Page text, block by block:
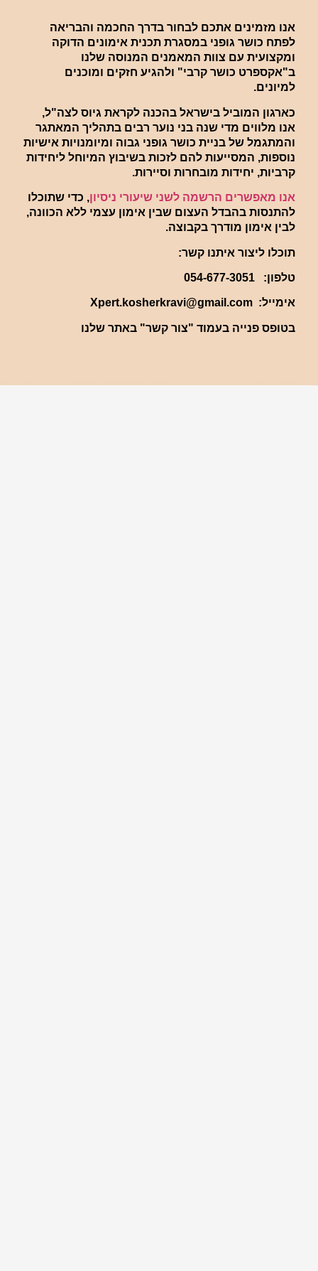
אנו מזמינים אתכם לבחור בדרך החכמה והבריאה
לפתח כושר גופני במסגרת תכנית אימונים הדוקה
ומקצועית עם צוות המאמנים המנוסה שלנו
ב"אקספרט כושר קרבי" ולהגיע חזקים ומוכנים
למיונים.
כארגון המוביל בישראל בהכנה לקראת גיוס לצה"ל,
אנו מלווים מדי שנה בני נוער רבים בתהליך המאתגר
והמתגמל של בניית כושר גופני גבוה ומיומנויות אישיות
נוספות, המסייעות להם לזכות בשיבוץ המיוחל ליחידות
קרביות, יחידות מובחרות וסיירות.
אנו מאפשרים הרשמה לשני שיעורי ניסיון, כדי שתוכלו
להתנסות בהבדל העצום שבין אימון עצמי ללא הכוונה,
לבין אימון מודרך בקבוצה.
תוכלו ליצור איתנו קשר:
טלפון: 054-677-3051
אימייל:Xpert.kosherkravi@gmail.com
בטופס פנייה בעמוד "צור קשר" באתר שלנו